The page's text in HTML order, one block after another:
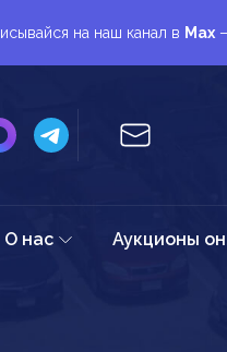
на наш канал в Max
О нас Аукционы